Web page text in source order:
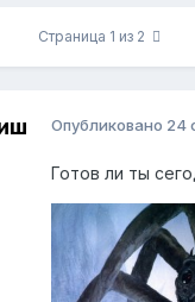
Страница 1 из 2
Опубликовано 24
Готов ли ты